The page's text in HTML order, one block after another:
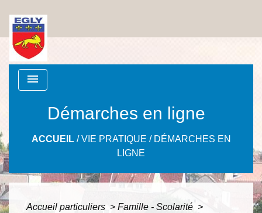
menu
Démarches en ligne
ACCUEIL/VIE PRATIQUE / DÉMARCHES EN
LIGNE
Accueil particuliers > Famille - Scolarité >